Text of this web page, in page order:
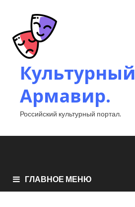
Культурный
Армавир.
Российский культурный портал.
ГЛАВНОЕ МЕНЮ